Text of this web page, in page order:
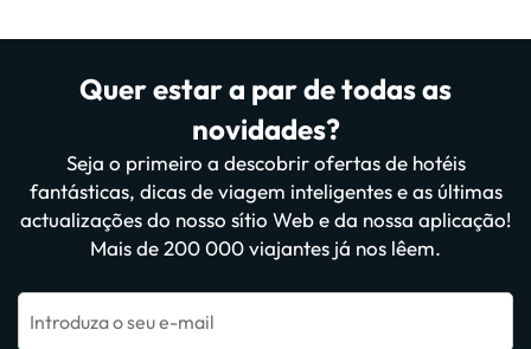
Quer estar a par de todas as
novidades?
Seja o primeiro a descobrir ofertas de hotéis
fantásticas, dicas de viagem inteligentes e as últimas
actualizações do nosso sítio Web e da nossa aplicação!
Mais de 200 000 viajantes já nos lêem.
Introduza o seu e-mail